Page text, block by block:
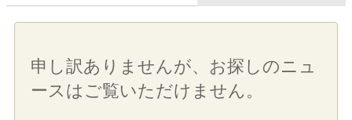
申し訳ありませんが、お探しのニュ
ースはご覧いただけません。